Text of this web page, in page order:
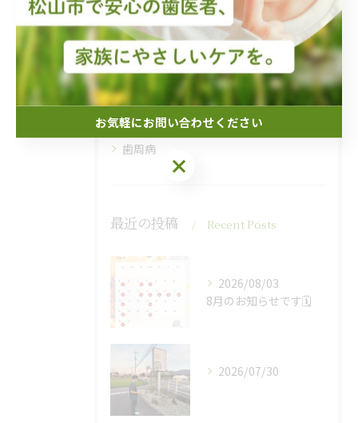
全てのカテゴリー
インプラント
小児
予防
親知らず
歯周病
最近の投稿 Recent Posts
2026/08/03
8月のお知らせです🗓️
2026/07/30
お気軽にお問い合わせください
お気軽にお問い合わせください